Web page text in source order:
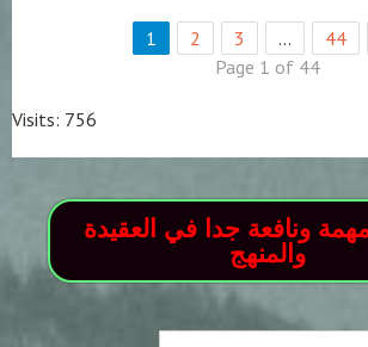
1 2 3 … 44
Page 1 of 44
Visits: 756
ونافعة جدا في العقيدة
والمنهج